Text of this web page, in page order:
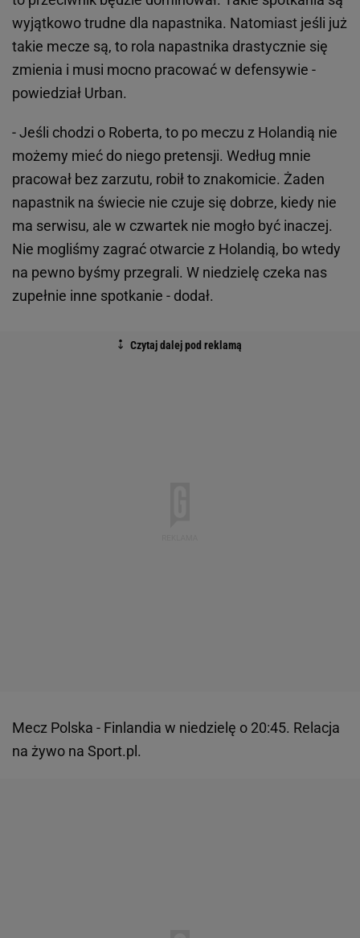
wyjątkowo trudne dla napastnika. Natomiast jeśli już
takie mecze są, to rola napastnika drastycznie się
zmienia i musi mocno pracować w defensywie -
powiedział Urban.
- Jeśli chodzi o Roberta, to po meczu z Holandią nie
możemy mieć do niego pretensji. Według mnie
pracował bez zarzutu, robił to znakomicie. Żaden
napastnik na świecie nie czuje się dobrze, kiedy nie
ma serwisu, ale w czwartek nie mogło być inaczej.
Nie mogliśmy zagrać otwarcie z Holandią, bo wtedy
na pewno byśmy przegrali. W niedzielę czeka nas
zupełnie inne spotkanie - dodał.
Mecz Polska - Finlandia w niedzielę o 20:45. Relacja
na żywo na Sport.pl.